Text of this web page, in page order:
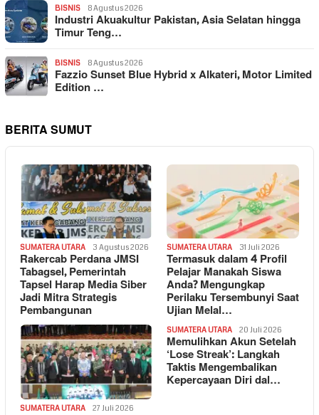
BISNIS 8 Agustus 2026
Industri Akuakultur Pakistan, Asia Selatan hingga
Timur Teng…
BISNIS 8 Agustus 2026
Fazzio Sunset Blue Hybrid x Alkateri, Motor Limited
Edition …
BERITA SUMUT
SUMATERA UTARA 3 Agustus 2026
Rakercab Perdana JMSI
Tabagsel, Pemerintah
Tapsel Harap Media Siber
Jadi Mitra Strategis
Pembangunan
SUMATERA UTARA 31 Juli 2026
Termasuk dalam 4 Profil
Pelajar Manakah Siswa
Anda? Mengungkap
Perilaku Tersembunyi Saat
Ujian Melal…
SUMATERA UTARA 27 Juli 2026
SUMATERA UTARA 20 Juli 2026
Memulihkan Akun Setelah
‘Lose Streak’: Langkah
Taktis Mengembalikan
Kepercayaan Diri dal…